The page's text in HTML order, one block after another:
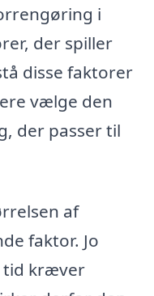
i
der spiller
disse faktorer
vælge den
der passer til
af
faktor. Jo
tid kræver